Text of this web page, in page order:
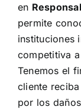
en
permite
instituciones
competitiva
Tenemos el
cliente
por los